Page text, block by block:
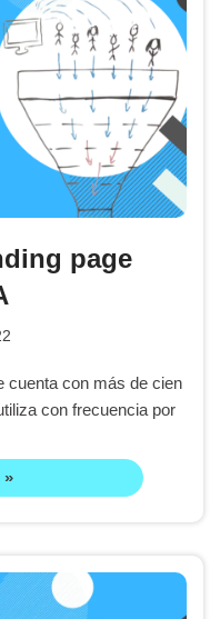
page
cuenta con más de cien
con frecuencia por
»